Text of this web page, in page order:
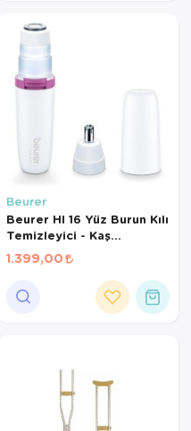
Beurer
Beurer Hl 16 Yüz Burun Kılı
Temizleyici - Kaş
Şekillendirici
1.399,00